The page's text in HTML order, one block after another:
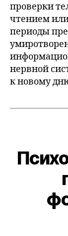
проверки
чтением
периоды
нервной
к новому